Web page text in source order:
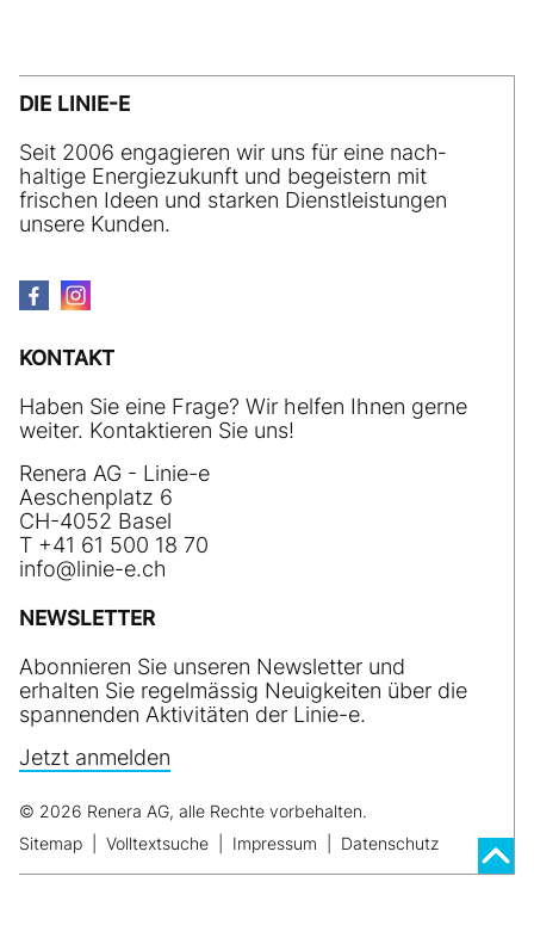
DIE LINIE-E
Seit 2006 engagieren wir uns für eine nach­
haltige Energiezukunft und begeistern mit
frischen Ideen und starken Dienstleistungen
unsere Kunden.
KONTAKT
Haben Sie eine Frage? Wir helfen Ihnen gerne
weiter. Kontaktieren Sie uns!
Renera AG - Linie-e
Aeschenplatz 6
CH-4052 Basel
T +41 61 500 18 70
nf
l n - ch
NEWSLETTER
Abonnieren Sie unseren Newsletter und
erhalten Sie regelmässig Neuigkeiten über die
spannenden Aktivitäten der Linie-e.
Jetzt anmelden
© 2026 Renera AG, alle Rechte vorbehalten.
Sitemap
Volltextsuche Impressum Datenschutz